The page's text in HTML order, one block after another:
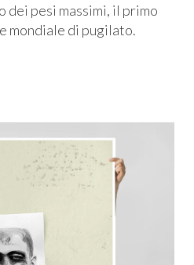
dei pesi massimi, il primo
mondiale di pugilato.